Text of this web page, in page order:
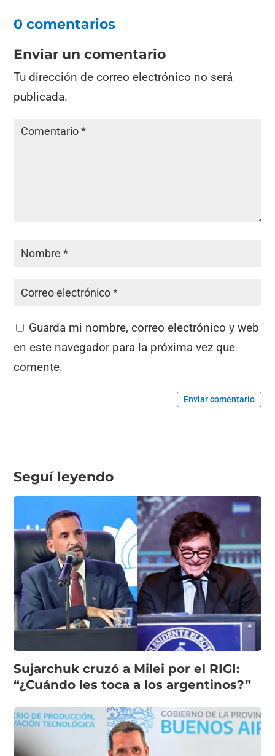
0 comentarios
Enviar un comentario
Tu dirección de correo electrónico no será
publicada.
Guarda mi nombre, correo electrónico y web
en este navegador para la próxima vez que
comente.
Enviar comentario
Seguí leyendo
Sujarchuk cruzó a Milei por el RIGI:
“¿Cuándo les toca a los argentinos?”